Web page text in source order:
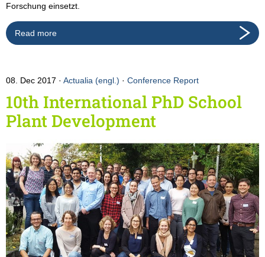
Forschung einsetzt.
Read more
08. Dec 2017 Actualia (engl.) · Conference Report
10th International PhD School
Plant Development